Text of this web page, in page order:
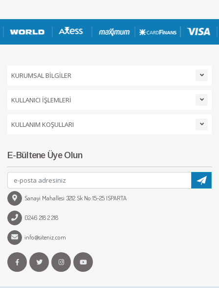
KURUMSAL BİLGİLER
KULLANICI İŞLEMLERİ
KULLANIM KOŞULLARI
E-Bültene Üye Olun
Sanayi Mahallesi 3212 Sk No:15-25 ISPARTA
0246 218 2 218
info@siteniz.com